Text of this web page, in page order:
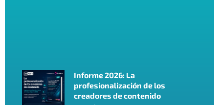
Informe 2026: La
profesionalización de los
creadores de contenido